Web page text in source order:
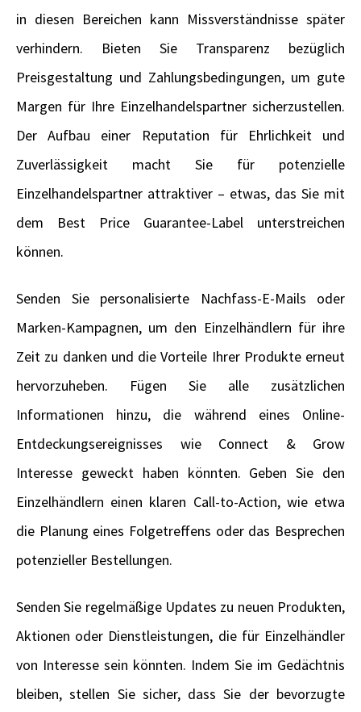
in diesen Bereichen kann Missverständnisse später
verhindern. Bieten Sie Transparenz bezüglich
Preisgestaltung und Zahlungsbedingungen, um gute
Margen für Ihre Einzelhandelspartner sicherzustellen.
Der Aufbau einer Reputation für Ehrlichkeit und
Zuverlässigkeit macht Sie für potenzielle
Einzelhandelspartner attraktiver – etwas, das Sie mit
dem Best Price Guarantee-Label unterstreichen
können.
Senden Sie personalisierte Nachfass-E-Mails oder
Marken-Kampagnen, um den Einzelhändlern für ihre
Zeit zu danken und die Vorteile Ihrer Produkte erneut
hervorzuheben. Fügen Sie alle zusätzlichen
Informationen hinzu, die während eines Online-
Entdeckungsereignisses wie Connect & Grow
Interesse geweckt haben könnten. Geben Sie den
Einzelhändlern einen klaren Call-to-Action, wie etwa
die Planung eines Folgetreffens oder das Besprechen
potenzieller Bestellungen.
Senden Sie regelmäßige Updates zu neuen Produkten,
Aktionen oder Dienstleistungen, die für Einzelhändler
von Interesse sein könnten. Indem Sie im Gedächtnis
bleiben, stellen Sie sicher, dass Sie der bevorzugte